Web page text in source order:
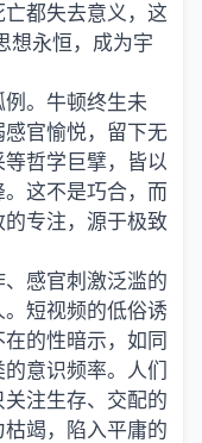
都失去意义，这
想永恒，成为宇
。牛顿终生未
官愉悦，留下无
哲学巨擘，皆以
这不是巧合，而
专注，源于极致
感官刺激泛滥的
短视频的低俗诱
的性暗示，如同
意识频率。人们
注生存、交配的
竭，陷入平庸的